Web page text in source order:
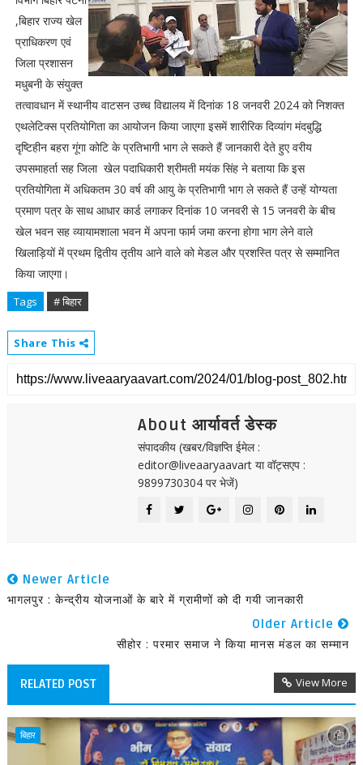
,बिहार राज्य खेल
प्राधिकरण एवं
जिला प्रशासन
मधुबनी के संयुक्त
तत्वावधान में स्थानीय वाटसन उच्च विद्यालय में दिनांक 18 जनवरी 2024 को निशक्त
एथलेटिक्स प्रतियोगिता का आयोजन किया जाएगा इसमें शारीरिक दिव्यांग मंदबुद्धि
दृष्टिहीन बहरा गूंगा कोटि के प्रतिभागी भाग ले सकते हैं जानकारी देते हुए वरीय
उपसमाहर्ता सह जिला खेल पदाधिकारी श्रीमती मयंक सिंह ने बताया कि इस
प्रतियोगिता में अधिकतम 30 वर्ष की आयु के प्रतिभागी भाग ले सकते हैं उन्हें योग्यता
प्रमाण पत्र के साथ आधार कार्ड लगाकर दिनांक 10 जनवरी से 15 जनवरी के बीच
खेल भवन सह व्यायामशाला भवन में अपना फार्म जमा करना होगा भाग लेने वाले
खिलाड़ियों में प्रथम द्वितीय तृतीय आने वाले को मेडल और प्रशस्ति पत्र से सम्मानित
किया जाएगा।
Tags # बिहार
Share This
About आर्यावर्त डेस्क
संपादकीय (खबर/विज्ञप्ति ईमेल :
editor@liveaaryaavart या वॉट्सएप :
9899730304 पर भेजें)
Newer Article
भागलपुर : केन्द्रीय योजनाओं के बारे में ग्रामीणों को दी गयी जानकारी
Older Article
सीहोर : परमार समाज ने किया मानस मंडल का सम्मान
RELATED POST View More
बिहार